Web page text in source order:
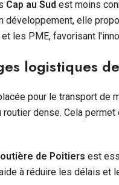
Cap au Sud est moins
développement, elle
les PME, favorisant
logistiques
pour le transport de
routier dense. Cela
de Poitiers est
à réduire les délais et